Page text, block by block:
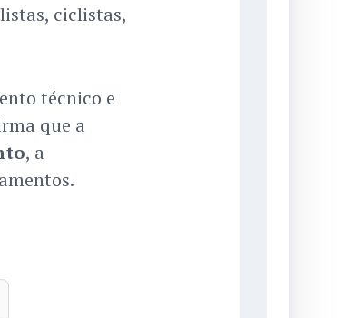
ciclistas,
técnico e
que a
, a